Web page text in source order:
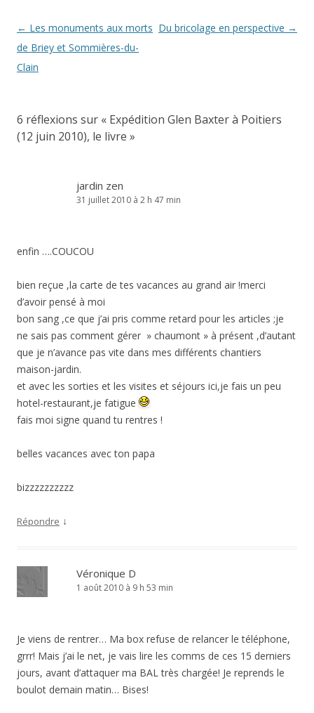
Navigation
des
articles
← Les monuments aux morts
de Briey et Sommières-du-
Clain
Du bricolage en perspective →
6 réflexions sur « Expédition Glen Baxter à Poitiers
(12 juin 2010), le livre »
jardin zen
31 juillet 2010 à 2 h 47 min
enfin ….COUCOU
bien reçue ,la carte de tes vacances au grand air !merci
d’avoir pensé à moi
bon sang ,ce que j’ai pris comme retard pour les articles ;je
ne sais pas comment gérer » chaumont » à présent ,d’autant
que je n’avance pas vite dans mes différents chantiers
maison-jardin.
et avec les sorties et les visites et séjours ici,je fais un peu
hotel-restaurant,je fatigue
fais moi signe quand tu rentres !
belles vacances avec ton papa
bizzzzzzzzzz
Répondre ↓
Véronique D
1 août 2010 à 9 h 53 min
Je viens de rentrer… Ma box refuse de relancer le téléphone,
grrr! Mais j’ai le net, je vais lire les comms de ces 15 derniers
jours, avant d’attaquer ma BAL très chargée! Je reprends le
boulot demain matin… Bises!